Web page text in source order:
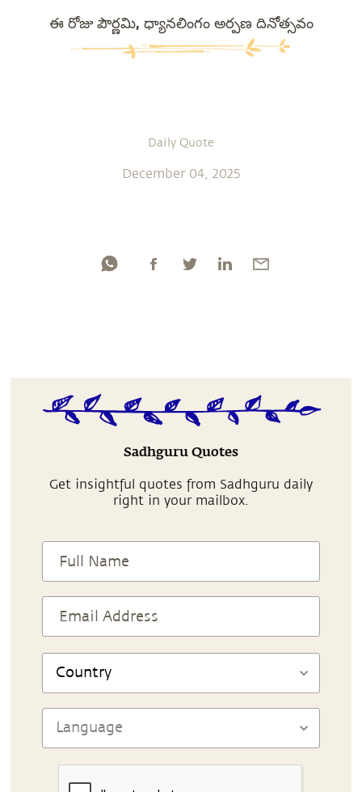
ఈ రోజు పౌర్ణమి, ధ్యానలింగం అర్పణ దినోత్సవం
Daily Quote
December 04, 2025
Sadhguru Quotes
Get insightful quotes from Sadhguru daily
right in your mailbox.